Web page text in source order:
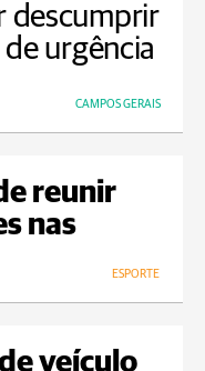
descumprir
urgência
CAMPOS GERAIS
reunir
nas
ESPORTE
veículo